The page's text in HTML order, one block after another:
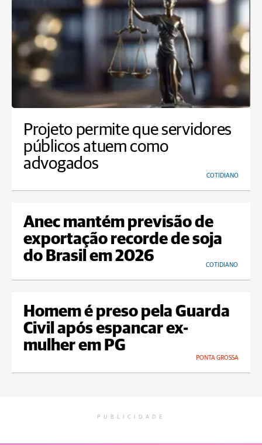
Projeto permite que servidores
públicos atuem como
advogados
COTIDIANO
Anec mantém previsão de
exportação recorde de soja
do Brasil em 2026
COTIDIANO
Homem é preso pela Guarda
Civil após espancar ex-
mulher em PG
PONTA GROSSA
PUBLICIDADE